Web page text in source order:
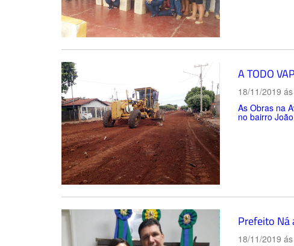
A TODO
18/11/2019
As Obras na
no bairro
Prefeito Ná
18/11/2019